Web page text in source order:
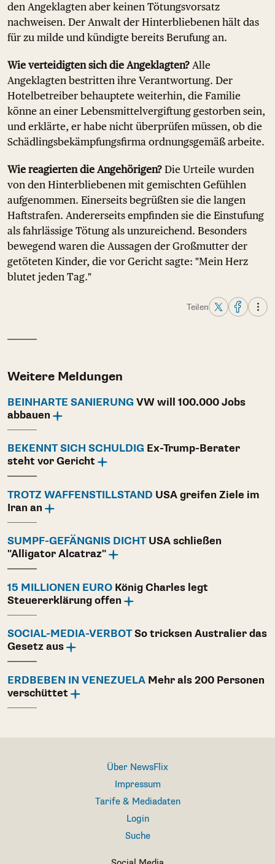
den Angeklagten aber keinen Tötungsvorsatz
nachweisen. Der Anwalt der Hinterbliebenen hält das
für zu milde und kündigte bereits Berufung an.
Wie verteidigten sich die Angeklagten? Alle
Angeklagten bestritten ihre Verantwortung. Der
Hotelbetreiber behauptete weiterhin, die Familie
könne an einer Lebensmittelvergiftung gestorben sein,
und erklärte, er habe nicht überprüfen müssen, ob die
Schädlingsbekämpfungsfirma ordnungsgemäß arbeite.
Wie reagierten die Angehörigen? Die Urteile wurden
von den Hinterbliebenen mit gemischten Gefühlen
aufgenommen. Einerseits begrüßten sie die langen
Haftstrafen. Andererseits empfinden sie die Einstufung
als fahrlässige Tötung als unzureichend. Besonders
bewegend waren die Aussagen der Großmutter der
getöteten Kinder, die vor Gericht sagte: "Mein Herz
blutet jeden Tag."
Teilen
Weitere Meldungen
BEINHARTE SANIERUNG VW will 100.000 Jobs
abbauen
BEKENNT SICH SCHULDIG Ex-Trump-Berater
steht vor Gericht
TROTZ WAFFENSTILLSTAND USA greifen Ziele im
Iran an
SUMPF-GEFÄNGNIS DICHTUSA schließen
"Alligator Alcatraz"
15 MILLIONEN EURO König Charles legt
Steuererklärung offen
SOCIAL-MEDIA-VERBOTSo tricksen Australier das
Gesetz aus
ERDBEBEN IN VENEZUELA Mehr als 200 Personen
verschüttet
Über NewsFlix
Impressum
Tarife & Mediadaten
Login
Suche